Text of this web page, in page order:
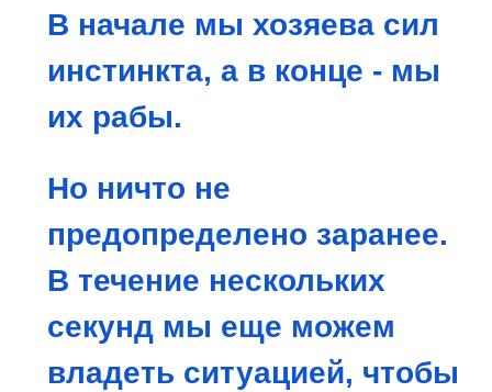
В начале мы хозяева сил
инстинкта, а в конце - мы
их рабы.
Но ничто не
предопределено заранее.
В течение нескольких
секунд мы еще можем
владеть ситуацией, чтобы